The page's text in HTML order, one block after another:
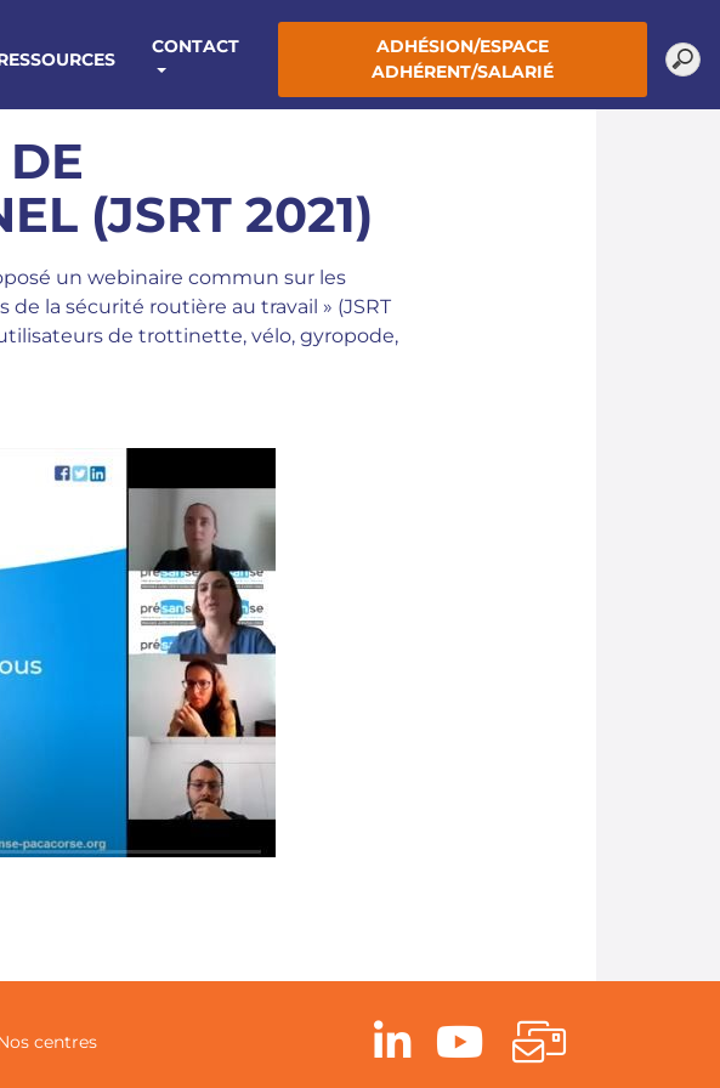
CONTACT
ADHÉSION/ESPACE
ADHÉRENT/SALARIÉ
(JSRT 2021)
un webinaire commun sur les
la sécurité routière au travail » (JSRT
de trottinette, vélo, gyropode,
centres